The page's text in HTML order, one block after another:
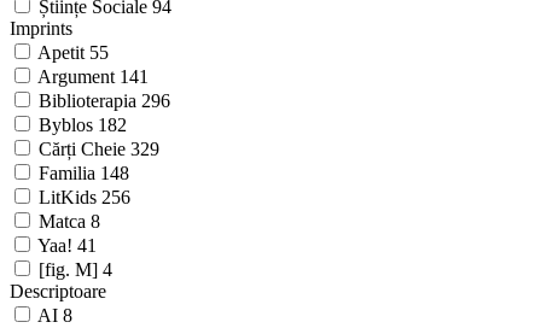
Științe Sociale 94
Imprints
Apetit 55
Argument 141
Biblioterapia 296
Byblos 182
Cărți Cheie 329
Familia 148
LitKids 256
Matca 8
Yaa! 41
[fig. M] 4
Descriptoare
AI 8